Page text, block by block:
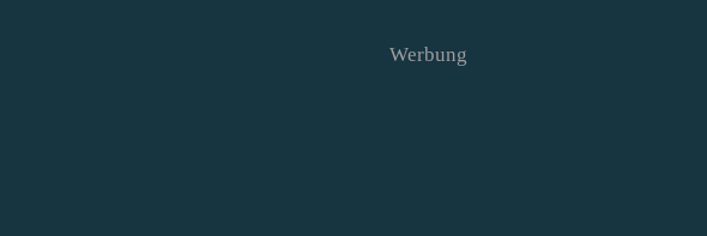
Werbung